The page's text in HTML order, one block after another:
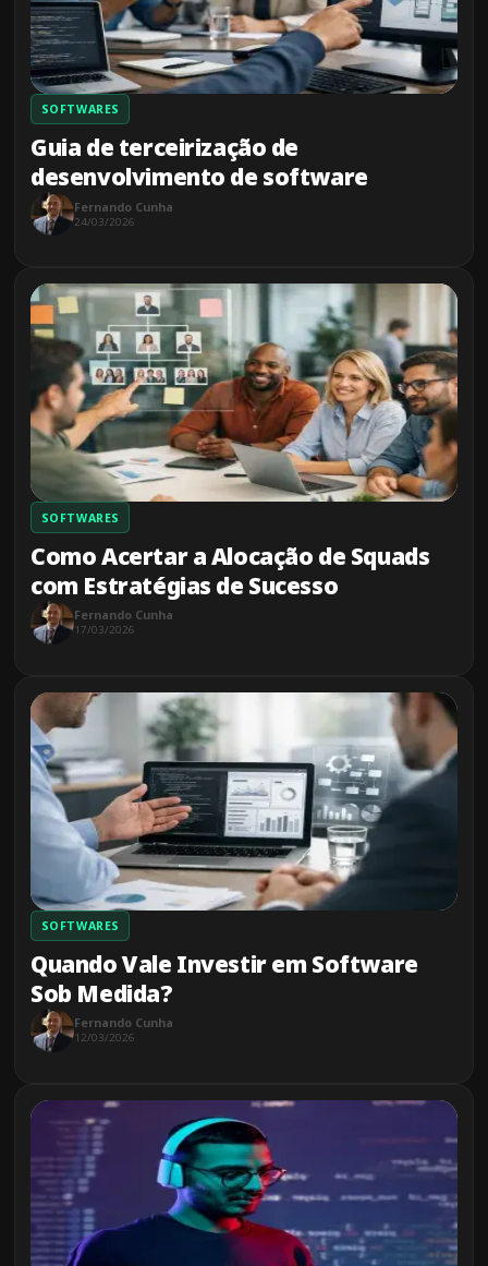
SOFTWARES
Guia de terceirização de
desenvolvimento de software
Fernando Cunha
24/03/2026
SOFTWARES
Como Acertar a Alocação de Squads
com Estratégias de Sucesso
Fernando Cunha
17/03/2026
SOFTWARES
Quando Vale Investir em Software
Sob Medida?
Fernando Cunha
12/03/2026